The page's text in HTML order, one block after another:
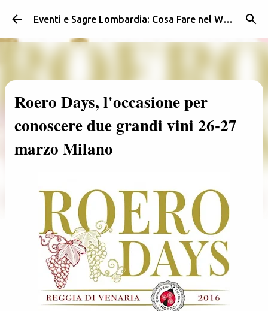
Passa ai contenuti principali Eventi e Sagre Lombardia: Cosa Fare nel Weekend | Weekendidea
Roero Days, l'occasione per
conoscere due grandi vini 26-27
marzo Milano